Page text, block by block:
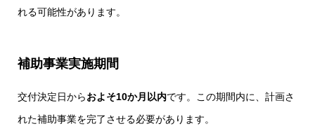
れる可能性があります。
補助事業実施期間
交付決定日からおよそ10か月以内です。この期間内に、計画さ
れた補助事業を完了させる必要があります。